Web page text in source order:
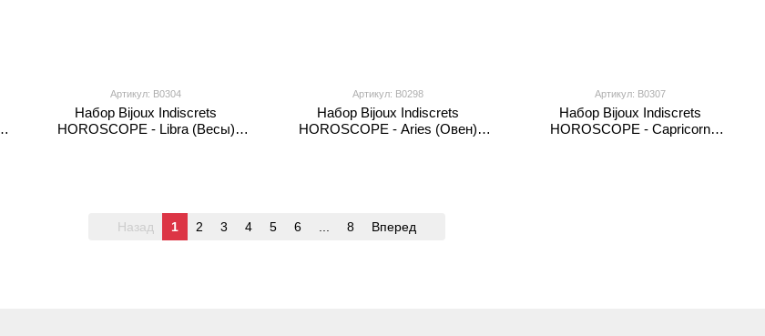
Артикул: B0304
Набор Bijoux Indiscrets
HOROSCOPE - Libra (Весы)
Артикул: B0298
Набор Bijoux Indiscrets
HOROSCOPE - Aries (Овен)
Артикул: B0307
Набор Bijoux Indiscrets
HOROSCOPE - Capricorn
Назад 1 2 3 4 5 6 8 Вперед